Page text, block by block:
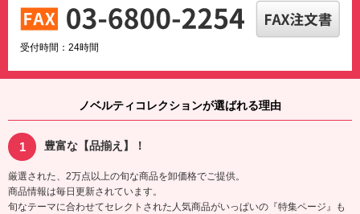
受付時間：24時間
ノベルティコレクションが選ばれる理由
豊富な【品揃え】！
厳選された、2万点以上の旬な商品を卸価格でご提供。
商品情報は毎日更新されています。
旬なテーマに合わせてセレクトされた人気商品がいっぱいの『特集ページ』も